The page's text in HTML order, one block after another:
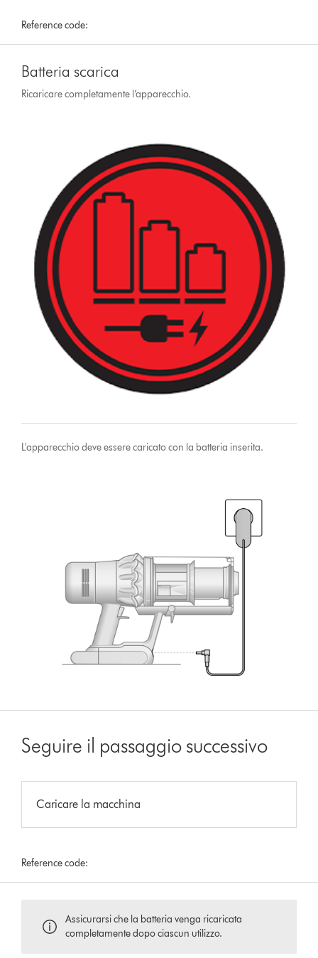
Reference code:
Batteria scarica
Ricaricare completamente l’apparecchio.
L'apparecchio deve essere caricato con la batteria inserita.
Seguire il passaggio successivo
Caricare la macchina
Reference code:
Assicurarsi che la batteria venga ricaricata
completamente dopo ciascun utilizzo.